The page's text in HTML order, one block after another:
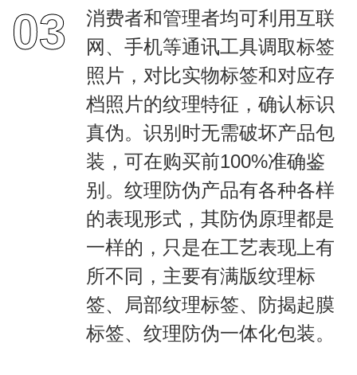
03
消费者和管理者均可利用互联
网、手机等通讯工具调取标签
照片，对比实物标签和对应存
档照片的纹理特征，确认标识
真伪。识别时无需破坏产品包
装，可在购买前100%准确鉴
别。纹理防伪产品有各种各样
的表现形式，其防伪原理都是
一样的，只是在工艺表现上有
所不同，主要有满版纹理标
签、局部纹理标签、防揭起膜
标签、纹理防伪一体化包装。